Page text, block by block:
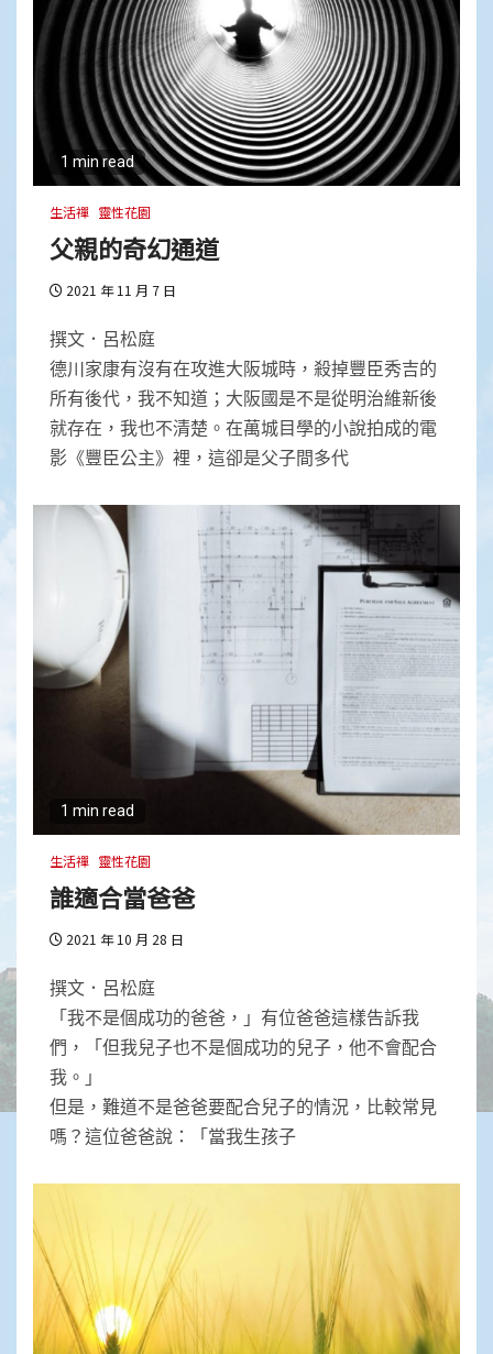
1 min read
生活禪 靈性花園
父親的奇幻通道
2021 年 11 月 7 日
撰文．呂松庭
德川家康有沒有在攻進大阪城時，殺掉豐臣秀吉的
所有後代，我不知道；大阪國是不是從明治維新後
就存在，我也不清楚。在萬城目學的小說拍成的電
影《豐臣公主》裡，這卻是父子間多代
1 min read
生活禪 靈性花園
誰適合當爸爸
2021 年 10 月 28 日
撰文．呂松庭
「我不是個成功的爸爸，」有位爸爸這樣告訴我
們，「但我兒子也不是個成功的兒子，他不會配合
我。」
但是，難道不是爸爸要配合兒子的情況，比較常見
嗎？這位爸爸說：「當我生孩子